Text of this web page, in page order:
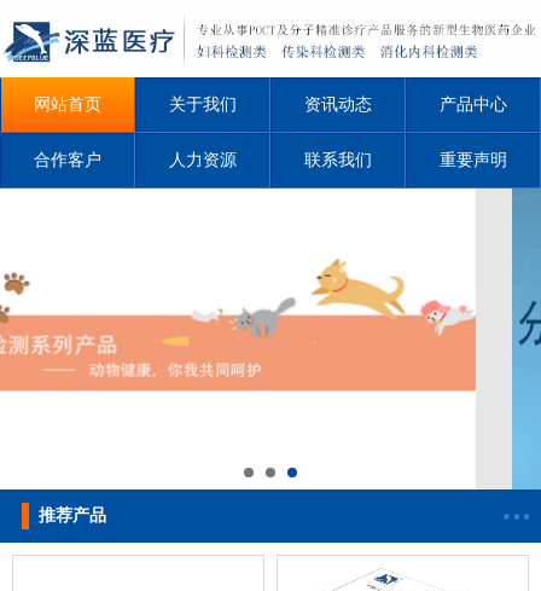
网站首页 关于我们 资讯动态 产品中心
合作客户 人力资源 联系我们 重要声明
推荐产品